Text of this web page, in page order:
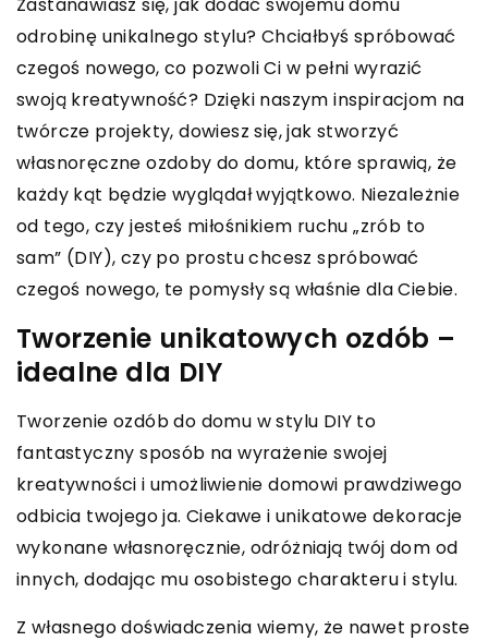
odrobinę unikalnego stylu? Chciałbyś spróbować
czegoś nowego, co pozwoli Ci w pełni wyrazić
swoją kreatywność? Dzięki naszym inspiracjom na
twórcze projekty, dowiesz się, jak stworzyć
własnoręczne ozdoby do domu, które sprawią, że
każdy kąt będzie wyglądał wyjątkowo. Niezależnie
od tego, czy jesteś miłośnikiem ruchu „zrób to
sam” (DIY), czy po prostu chcesz spróbować
czegoś nowego, te pomysły są właśnie dla Ciebie.
Tworzenie unikatowych ozdób –
idealne dla DIY
Tworzenie ozdób do domu w stylu DIY to
fantastyczny sposób na wyrażenie swojej
kreatywności i umożliwienie domowi prawdziwego
odbicia twojego ja. Ciekawe i unikatowe dekoracje
wykonane własnoręcznie, odróżniają twój dom od
innych, dodając mu osobistego charakteru i stylu.
Z własnego doświadczenia wiemy, że nawet proste